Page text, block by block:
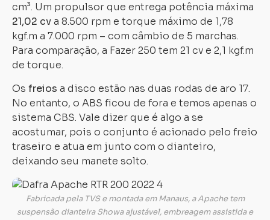
cm³. Um propulsor que entrega potência máxima
21,02 cva 8.500 rpm e torque máximo de 1,78
kgf.m a 7.000 rpm – com câmbio de 5 marchas.
Para comparação, a Fazer 250 tem 21 cv e 2,1 kgf.m
de torque.
Os freios a disco estão nas duas rodas de aro 17.
No entanto, o ABS ficou de fora e temos apenas o
sistema CBS. Vale dizer que é algo a se
acostumar, pois o conjunto é acionado pelo freio
traseiro e atua em junto com o dianteiro,
deixando seu manete solto.
Fabricada pela TVS e montada em Manaus, a Apache tem
suspensão dianteira Showa ajustável, embreagem assistida e